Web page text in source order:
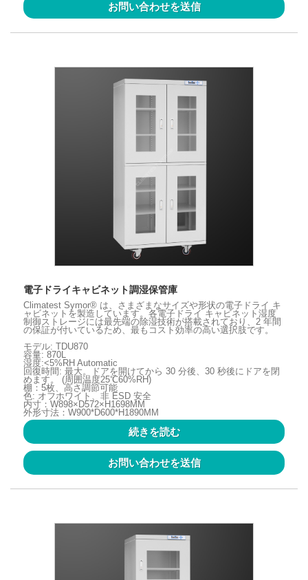
お問い合わせを送信
電子ドライキャビネット調湿保管庫
Climatest Symor® は、さまざまなサイズや形状の電子ドライ キ
ャビネットを製造しています。各電子ドライ キャビネット湿度
制御ストレージには最先端の除湿技術が搭載されており、2 年間
の保証が付いているため、最もコスト効率の高い選択肢です。
モデル: TDU870
容量: 870L
湿度:<5%RH Automatic
回復時間: 最大。ドアを開けてから 30 分後、30 秒後にドアを閉
めます。 (周囲温度25℃60%RH)
棚：5枚、高さ調節可能
色: オフホワイト、非 ESD 安全
内寸：W898×D572×H1698MM
外形寸法：W900*D600*H1890MM
続きを読む
お問い合わせを送信